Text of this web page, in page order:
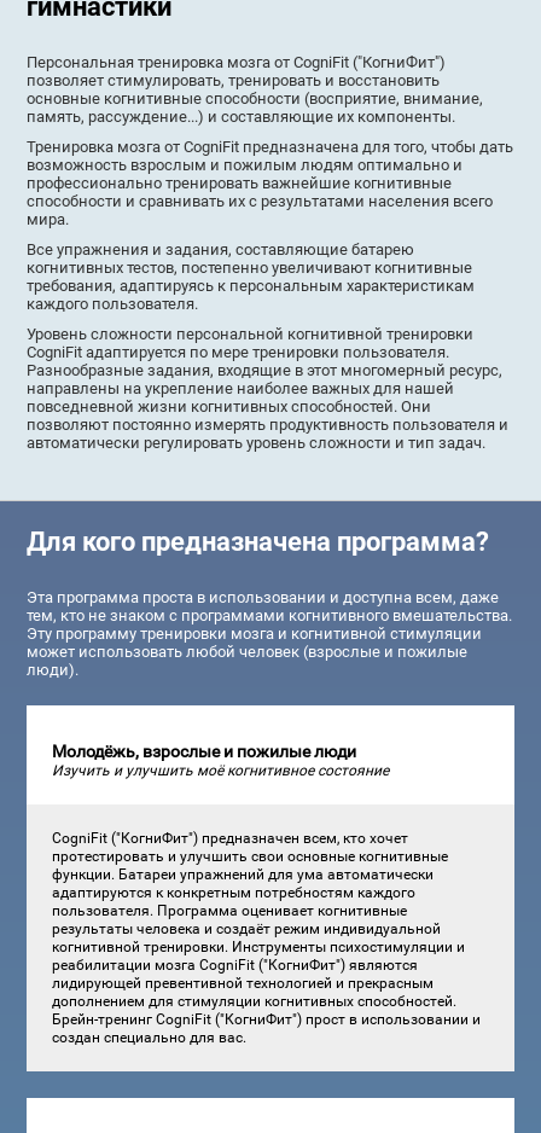
гимнастики
Персональная тренировка мозга от CogniFit ("КогниФит")
позволяет стимулировать, тренировать и восстановить
основные когнитивные способности (восприятие, внимание,
память, рассуждение...) и составляющие их компоненты.
Тренировка мозга от CogniFit предназначена для того, чтобы дать
возможность взрослым и пожилым людям оптимально и
профессионально тренировать важнейшие когнитивные
способности и сравнивать их с результатами населения всего
мира.
Все упражнения и задания, составляющие батарею
когнитивных тестов, постепенно увеличивают когнитивные
требования, адаптируясь к персональным характеристикам
каждого пользователя.
Уровень сложности персональной когнитивной тренировки
CogniFit адаптируется по мере тренировки пользователя.
Разнообразные задания, входящие в этот многомерный ресурс,
направлены на укрепление наиболее важных для нашей
повседневной жизни когнитивных способностей. Они
позволяют постоянно измерять продуктивность пользователя и
автоматически регулировать уровень сложности и тип задач.
Для кого предназначена программа?
Эта программа проста в использовании и доступна всем, даже
тем, кто не знаком с программами когнитивного вмешательства.
Эту программу тренировки мозга и когнитивной стимуляции
может использовать любой человек (взрослые и пожилые
люди).
Молодёжь, взрослые и пожилые люди
Изучить и улучшить моё когнитивное состояние
CogniFit ("КогниФит") предназначен всем, кто хочет
протестировать и улучшить свои основные когнитивные
функции. Батареи упражнений для ума автоматически
адаптируются к конкретным потребностям каждого
пользователя. Программа оценивает когнитивные
результаты человека и создаёт режим индивидуальной
когнитивной тренировки. Инструменты психостимуляции и
реабилитации мозга CogniFit ("КогниФит") являются
лидирующей превентивной технологией и прекрасным
дополнением для стимуляции когнитивных способностей.
Брейн-тренинг CogniFit ("КогниФит") прост в использовании и
создан специально для вас.